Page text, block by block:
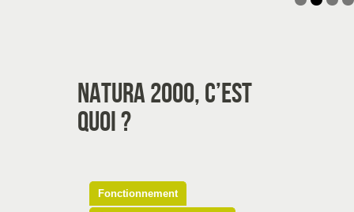
Natura 2000, c’est
quoi ?
Fonctionnement